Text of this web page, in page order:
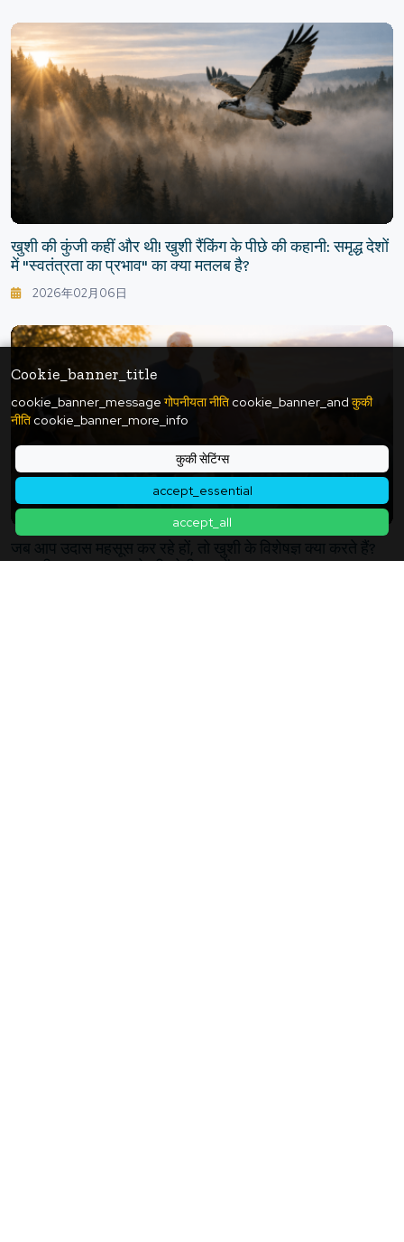
Cookie_banner_title
cookie_banner_message गोपनीयता नीति cookie_banner_andकुकी
नीति cookie_banner_more_info
कुकी सेटिंग्स
accept_essential
accept_all
खुशी की कुंजी कहीं और थी! खुशी रैंकिंग के पीछे की कहानी: समृद्ध देशों
में "स्वतंत्रता का प्रभाव" का क्या मतलब है?
2026年02月06日
जब आप उदास महसूस कर रहे हों, तो खुशी के विशेषज्ञ क्या करते हैं?
"वापसी का रास्ता" बनाने की छोटी आदतें